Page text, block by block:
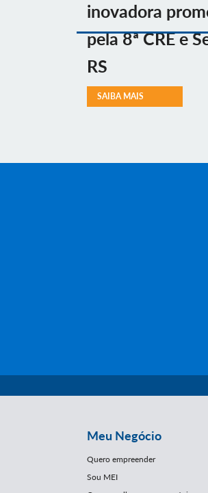
inovadora
pela 8ª CRE e
RS
SAIBA MAIS
Meu Negócio
Quero empreender
Sou MEI